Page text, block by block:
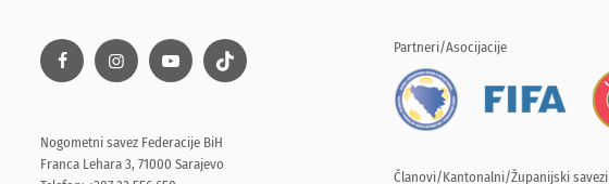
Nogometni savez Federacije BiH
Franca Lehara 3, 71000 Sarajevo
Partneri/Asocijacije
Članovi/Kantonalni/Županijski savezi